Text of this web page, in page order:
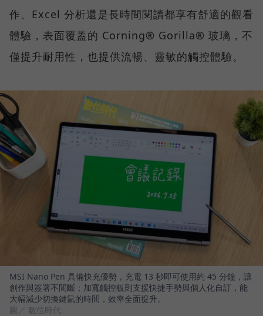
作、Excel 分析還是長時間閱讀都享有舒適的觀看
體驗，表面覆蓋的 Corning® Gorilla® 玻璃，不
僅提升耐用性，也提供流暢、靈敏的觸控體驗。
MSI Nano Pen 具備快充優勢，充電 13 秒即可使用約 45 分鐘，讓
創作與簽署不間斷；加寬觸控板則支援快捷手勢與個人化自訂，能
大幅減少切換鍵鼠的時間，效率全面提升。
圖／ 數位時代